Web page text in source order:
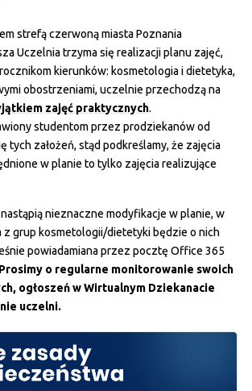
strefą czerwoną miasta Poznania
Uczelnia trzyma się realizacji planu zajęć,
kierunków: kosmetologia i dietetyka,
obostrzeniami, uczelnie przechodzą na
zajęć praktycznych.
studentom przez prodziekanów od
tych założeń, stąd podkreślamy, że zajęcia
w planie to tylko zajęcia realizujące
nieznaczne modyfikacje w planie, w
z grup kosmetologii/dietetyki będzie o nich
powiadamiana przez pocztę Office 365
Prosimy o regularne monitorowanie swoich
ogłoszeń w Wirtualnym Dziekanacie
uczelni.